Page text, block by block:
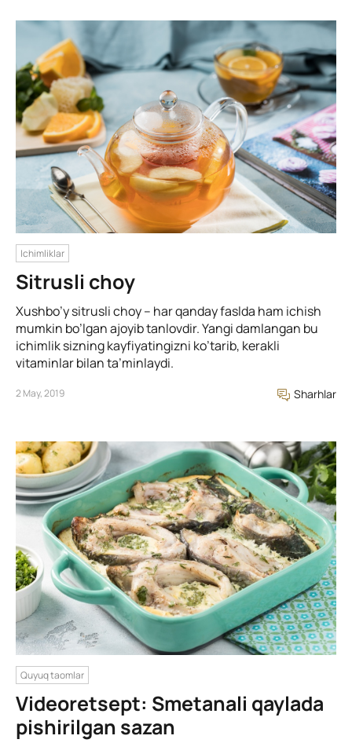
Ichimliklar
Sitrusli choy
Xushbo’y sitrusli choy – har qanday faslda ham ichish
mumkin bo’lgan ajoyib tanlovdir. Yangi damlangan bu
ichimlik sizning kayfiyatingizni ko’tarib, kerakli
vitaminlar bilan ta’minlaydi.
2 May, 2019 Sharhlar
Quyuq taomlar
Videoretsept: Smetanali qaylada
pishirilgan sazan